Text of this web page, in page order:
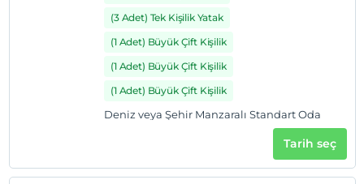
Haritada Göster
En erken saat 14:00 ve sonrası
(3 Adet) Tek Kişilik Yatak
(1 Adet) Büyük Çift Kişilik
(1 Adet) Büyük Çift Kişilik
(1 Adet) Büyük Çift Kişilik
Deniz veya Şehir Manzaralı Standart Oda
Tarih seç